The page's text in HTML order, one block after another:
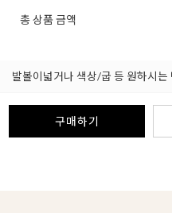
총 상품 금액
발볼이넓거나 색상/굽 등 원하시
구매하기